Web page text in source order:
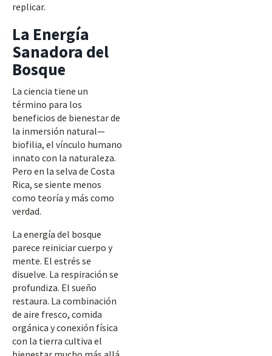
replicar.
La Energía
Sanadora del
Bosque
La ciencia tiene un
término para los
beneficios de bienestar de
la inmersión natural—
biofilia, el vínculo humano
innato con la naturaleza.
Pero en la selva de Costa
Rica, se siente menos
como teoría y más como
verdad.
La energía del bosque
parece reiniciar cuerpo y
mente. El estrés se
disuelve. La respiración se
profundiza. El sueño
restaura. La combinación
de aire fresco, comida
orgánica y conexión física
con la tierra cultiva el